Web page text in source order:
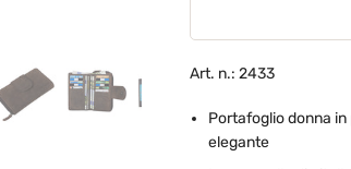
Art. n.: 2433
Portafoglio donna
elegante